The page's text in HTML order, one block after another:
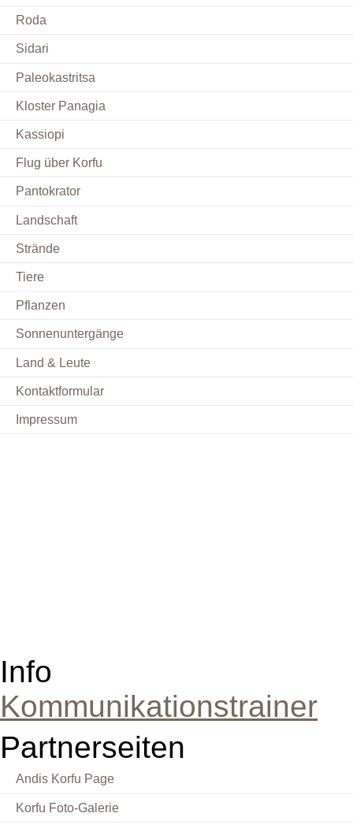
Roda
Sidari
Paleokastritsa
Kloster Panagia
Kassiopi
Flug über Korfu
Pantokrator
Landschaft
Strände
Tiere
Pflanzen
Sonnenuntergänge
Land & Leute
Kontaktformular
Impressum
Info
Kommunikationstrainer
Partnerseiten
Andis Korfu Page
Korfu Foto-Galerie